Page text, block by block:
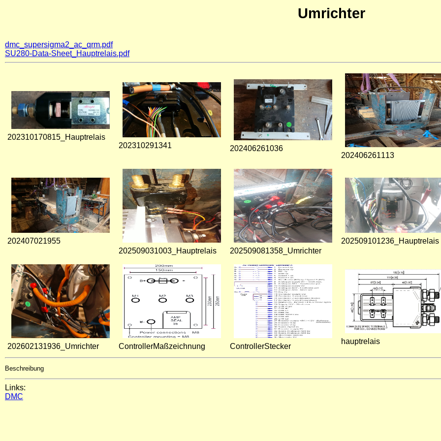
Umrichter
dmc_supersigma2_ac_qrm.pdf
SU280-Data-Sheet_Hauptrelais.pdf
202310170815_Hauptrelais
202310291341
202406261036
202406261113
202407021955
202509031003_Hauptrelais
202509081358_Umrichter
202509101236_Hauptrelais
202602131936_Umrichter ControllerMaßzeichnung ControllerStecker
hauptrelais
Beschreibung
Links:
DMC